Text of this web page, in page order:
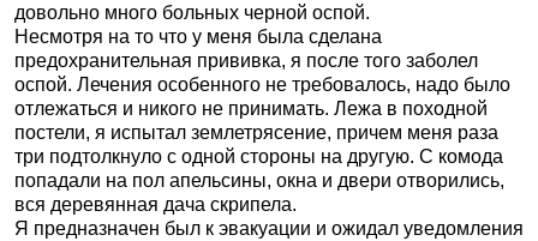
довольно много больных черной оспой.
Несмотря на то что у меня была сделана
предохранительная прививка, я после того заболел
оспой. Лечения особенного не требовалось, надо было
отлежаться и никого не принимать. Лежа в походной
постели, я испытал землетрясение, причем меня раза
три подтолкнуло с одной стороны на другую. С комода
попадали на пол апельсины, окна и двери отворились,
вся деревянная дача скрипела.
Я предназначен был к эвакуации и ожидал уведомления